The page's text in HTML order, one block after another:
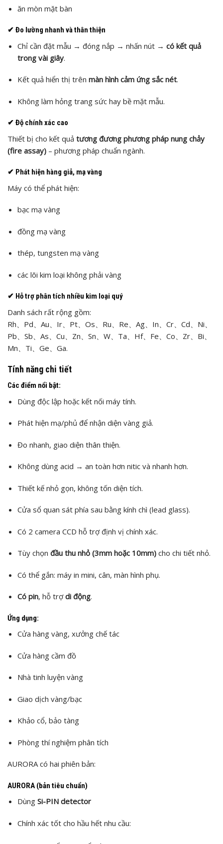
ăn mòn mặt bàn
✔ Đo lường nhanh và thân thiện
Chỉ cần đặt mẫu → đóng nắp → nhấn nút → có kết quả
trong vài giây.
Kết quả hiển thị trên màn hình cảm ứng sắc nét.
Không làm hỏng trang sức hay bề mặt mẫu.
✔ Độ chính xác cao
Thiết bị cho kết quả tương đương phương pháp nung chảy
(fire assay) – phương pháp chuẩn ngành.
✔ Phát hiện hàng giả, mạ vàng
Máy có thể phát hiện:
bạc mạ vàng
đồng mạ vàng
thép, tungsten mạ vàng
các lõi kim loại không phải vàng
✔ Hỗ trợ phân tích nhiều kim loại quý
Danh sách rất rộng gồm:
Rh、Pd、Au、Ir、Pt、Os、Ru、Re、Ag、In、Cr、Cd、Ni、
Pb、Sb、As、Cu、Zn、Sn、W、Ta、Hf、Fe、Co、Zr、Bi、
Mn、Ti、Ge、Ga.
Tính năng chi tiết
Các điểm nổi bật:
Dùng độc lập hoặc kết nối máy tính.
Phát hiện mạ/phủ để nhận diện vàng giả.
Đo nhanh, giao diện thân thiện.
Không dùng acid → an toàn hơn nitic và nhanh hơn.
Thiết kế nhỏ gọn, không tốn diện tích.
Cửa sổ quan sát phía sau bằng kính chì (lead glass).
Có 2 camera CCD hỗ trợ định vị chính xác.
Tùy chọn đầu thu nhỏ (3mm hoặc 10mm)cho chi tiết nhỏ.
Có thể gắn: máy in mini, cân, màn hình phụ.
Có pin, hỗ trợdi động.
Ứng dụng:
Cửa hàng vàng, xưởng chế tác
Cửa hàng cầm đồ
Nhà tinh luyện vàng
Giao dịch vàng/bạc
Khảo cổ, bảo tàng
Phòng thí nghiệm phân tích
AURORA có hai phiên bản:
AURORA (bản tiêu chuẩn)
Dùng Si-PIN detector
Chính xác tốt cho hầu hết nhu cầu: